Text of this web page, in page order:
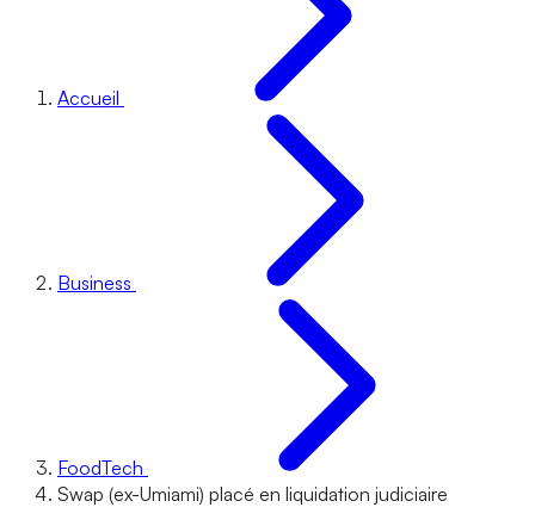
Accueil
Business
FoodTech
Swap (ex-Umiami) placé en liquidation judiciaire